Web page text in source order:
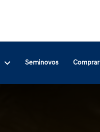
Seminovos Comprar